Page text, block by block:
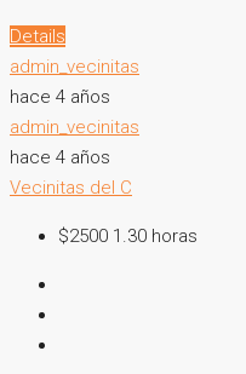
Details
admin_vecinitas
hace 4 años
admin_vecinitas
hace 4 años
Vecinitas del C
$2500 1.30 horas